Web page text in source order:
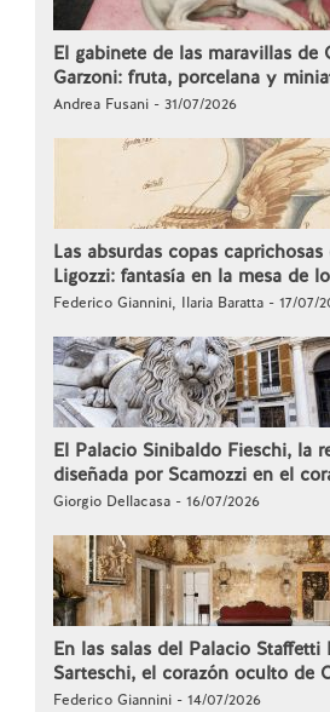
El gabinete de las maravillas de
Garzoni: fruta, porcelana y
Andrea Fusani - 31/07/2026
Las absurdas copas
Ligozzi: fantasía en la mesa de
Federico Giannini, Ilaria Baratta - 17/07/
El Palacio Sinibaldo Fieschi, la
diseñada por Scamozzi en el
Giorgio Dellacasa - 16/07/2026
En las salas del Palacio
Sarteschi, el corazón oculto de
Federico Giannini - 14/07/2026